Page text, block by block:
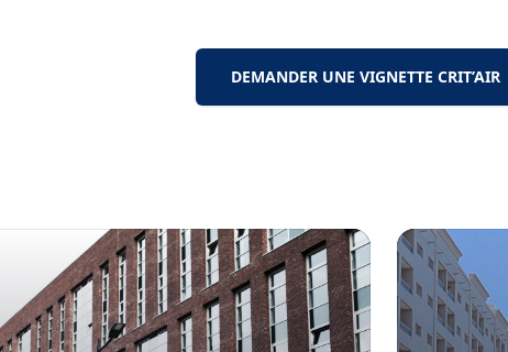
DEMANDER UNE VIGNETTE CRIT’AIR